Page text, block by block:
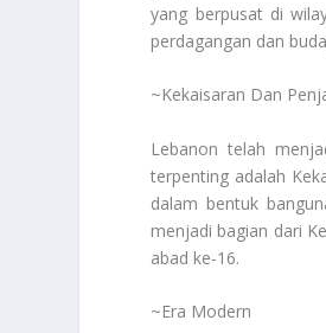
yang berpusat di
perdagangan dan
~Kekaisaran Dan
Lebanon telah
terpenting adalah
dalam bentuk
menjadi bagian dari
abad ke-16.
~Era Modern